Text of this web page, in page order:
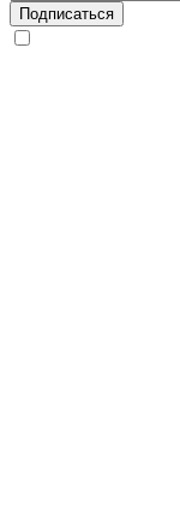
Подписаться